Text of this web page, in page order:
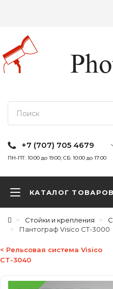
+7 (707) 705 4679
ПН-ПТ: 10:00 до 19:00; СБ: 10:00 до 17:00
КАТАЛОГ ТОВАРОВ
Стойки и крепления
Пантограф Visico CT-3000
< Рельсовая система Visico
CT-3040